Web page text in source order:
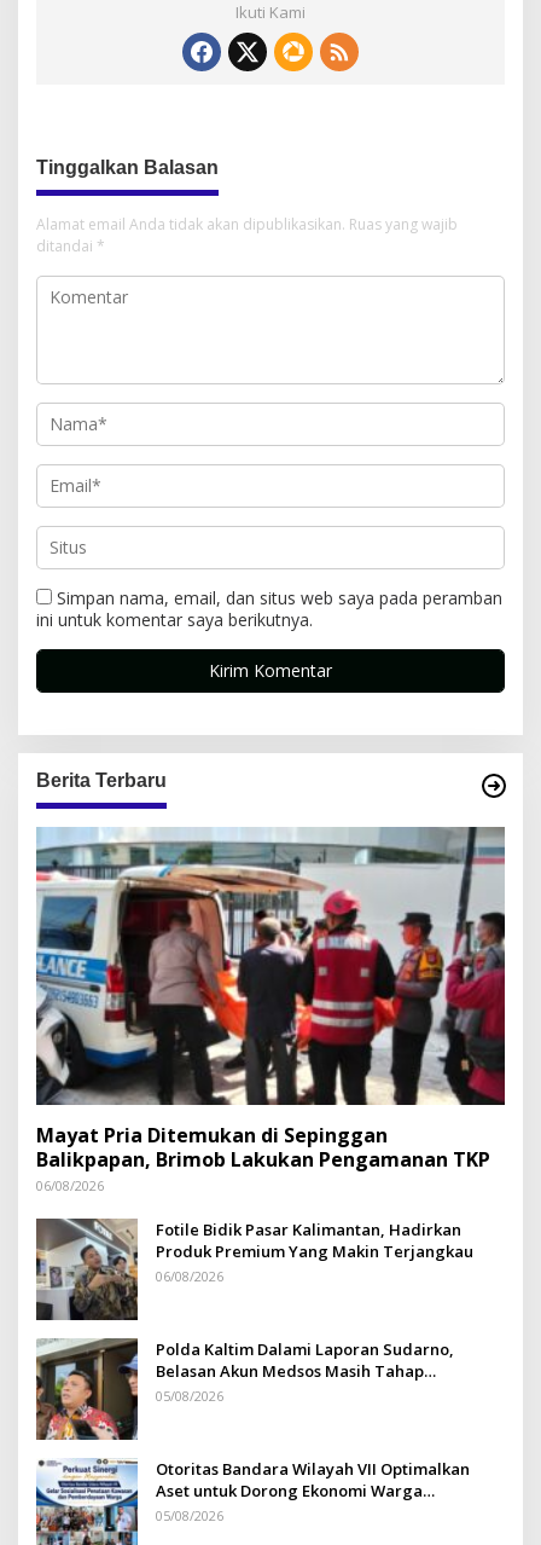
Ikuti Kami
Tinggalkan Balasan
Alamat email Anda tidak akan dipublikasikan. Ruas yang wajib
ditandai *
Simpan nama, email, dan situs web saya pada peramban
ini untuk komentar saya berikutnya.
Berita Terbaru
Mayat Pria Ditemukan di Sepinggan
Balikpapan, Brimob Lakukan Pengamanan TKP
06/08/2026
Fotile Bidik Pasar Kalimantan, Hadirkan
Produk Premium Yang Makin Terjangkau
06/08/2026
Polda Kaltim Dalami Laporan Sudarno,
Belasan Akun Medsos Masih Tahap
Penyelidikan
05/08/2026
Otoritas Bandara Wilayah VII Optimalkan
Aset untuk Dorong Ekonomi Warga
Sepinggan
05/08/2026